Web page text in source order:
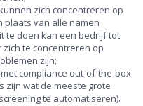
zich concentreren op
plaats van alle namen
te doen kan een bedrijf tot
te concentreren op
zijn;
compliance out-of-the-box
zijn wat de meeste grote
te automatiseren).